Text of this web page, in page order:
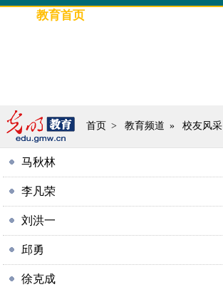
教育首页
首页 > 教育频道 » 校友风采
马秋林
李凡荣
刘洪一
邱勇
徐克成